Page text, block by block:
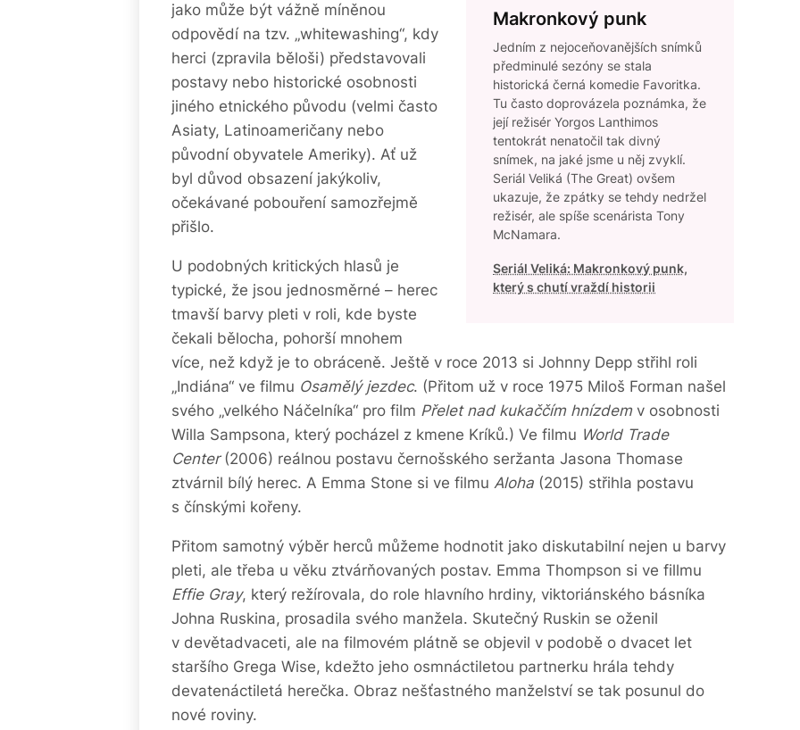
Makronkový punk
Jedním z nejoceňovanějších snímků
předminulé sezóny se stala
historická černá komedie Favoritka.
Tu často doprovázela poznámka, že
její režisér Yorgos Lanthimos
tentokrát nenatočil tak divný
snímek, na jaké jsme u něj zvyklí.
Seriál Veliká (The Great) ovšem
ukazuje, že zpátky se tehdy nedržel
režisér, ale spíše scenárista Tony
McNamara.
Seriál Veliká: Makronkový punk,
který s chutí vraždí historii
jako může být vážně míněnou
odpovědí na tzv. „whitewashing“, kdy
herci (zpravila běloši) představovali
postavy nebo historické osobnosti
jiného etnického původu (velmi často
Asiaty, Latinoameričany nebo
původní obyvatele Ameriky). Ať už
byl důvod obsazení jakýkoliv,
očekávané pobouření samozřejmě
přišlo.
U podobných kritických hlasů je
typické, že jsou jednosměrné – herec
tmavší barvy pleti v roli, kde byste
čekali bělocha, pohorší mnohem
více, než když je to obráceně. Ještě v roce 2013 si Johnny Depp střihl roli
„Indiána“ ve filmu Osamělý jezdec. (Přitom už v roce 1975 Miloš Forman našel
svého „velkého Náčelníka“ pro film Přelet nad kukaččím hnízdemv osobnosti
Willa Sampsona, který pocházel z kmene Kríků.) Ve filmu World Trade
Center (2006) reálnou postavu černošského seržanta Jasona Thomase
ztvárnil bílý herec. A Emma Stone si ve filmu Aloha (2015) střihla postavu
s čínskými kořeny.
Přitom samotný výběr herců můžeme hodnotit jako diskutabilní nejen u barvy
pleti, ale třeba u věku ztvárňovaných postav. Emma Thompson si ve fillmu
Effie Gray, který režírovala, do role hlavního hrdiny, viktoriánského básníka
Johna Ruskina, prosadila svého manžela. Skutečný Ruskin se oženil
v devětadvaceti, ale na filmovém plátně se objevil v podobě o dvacet let
staršího Grega Wise, kdežto jeho osmnáctiletou partnerku hrála tehdy
devatenáctiletá herečka. Obraz nešťastného manželství se tak posunul do
nové roviny.